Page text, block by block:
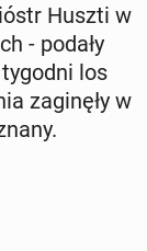
Huszti w
- podały
los
za­gi­nę­ły w